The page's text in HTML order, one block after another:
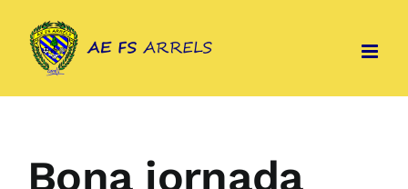
content
Bona jornada